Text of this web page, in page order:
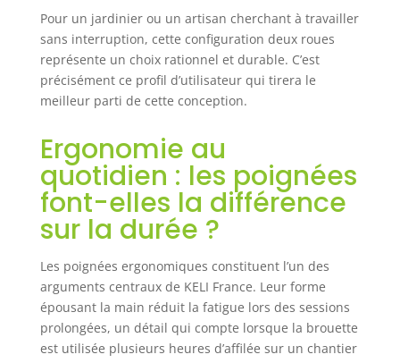
Pour un jardinier ou un artisan cherchant à travailler
sans interruption, cette configuration deux roues
représente un choix rationnel et durable. C’est
précisément ce profil d’utilisateur qui tirera le
meilleur parti de cette conception.
Ergonomie au
quotidien : les poignées
font-elles la différence
sur la durée ?
Les poignées ergonomiques constituent l’un des
arguments centraux de KELI France. Leur forme
épousant la main réduit la fatigue lors des sessions
prolongées, un détail qui compte lorsque la brouette
est utilisée plusieurs heures d’affilée sur un chantier